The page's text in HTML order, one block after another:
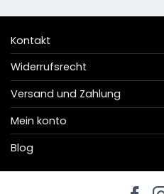
Kontakt
Widerrufsrecht
Versand und Zahlung
Mein konto
Blog